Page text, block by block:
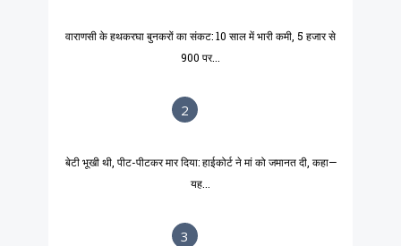
वाराणसी के हथकरघा बुनकरों का संकट: 10 साल में भारी कमी, 5 हजार से
900 पर...
2
बेटी भूखी थी, पीट-पीटकर मार दिया: हाईकोर्ट ने मां को जमानत दी, कहा—
यह...
3